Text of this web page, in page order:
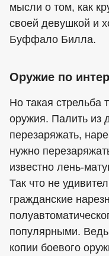
мысли о том, как
своей девушкой и
Буффало Билла.
Оружие по
Но такая стрельба
оружия. Палить из
перезаряжать,
нужно
известно лень-
Так что не
гражданские
популярными.
копии боевого